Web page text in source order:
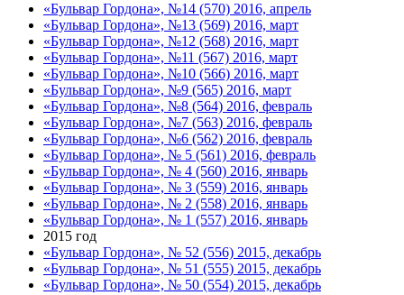
«Бульвар Гордона», №14 (570) 2016, апрель
«Бульвар Гордона», №13 (569) 2016, март
«Бульвар Гордона», №12 (568) 2016, март
«Бульвар Гордона», №11 (567) 2016, март
«Бульвар Гордона», №10 (566) 2016, март
«Бульвар Гордона», №9 (565) 2016, март
«Бульвар Гордона», №8 (564) 2016, февраль
«Бульвар Гордона», №7 (563) 2016, февраль
«Бульвар Гордона», №6 (562) 2016, февраль
«Бульвар Гордона», № 5 (561) 2016, февраль
«Бульвар Гордона», № 4 (560) 2016, январь
«Бульвар Гордона», № 3 (559) 2016, январь
«Бульвар Гордона», № 2 (558) 2016, январь
«Бульвар Гордона», № 1 (557) 2016, январь
2015 год
«Бульвар Гордона», № 52 (556) 2015, декабрь
«Бульвар Гордона», № 51 (555) 2015, декабрь
«Бульвар Гордона», № 50 (554) 2015, декабрь